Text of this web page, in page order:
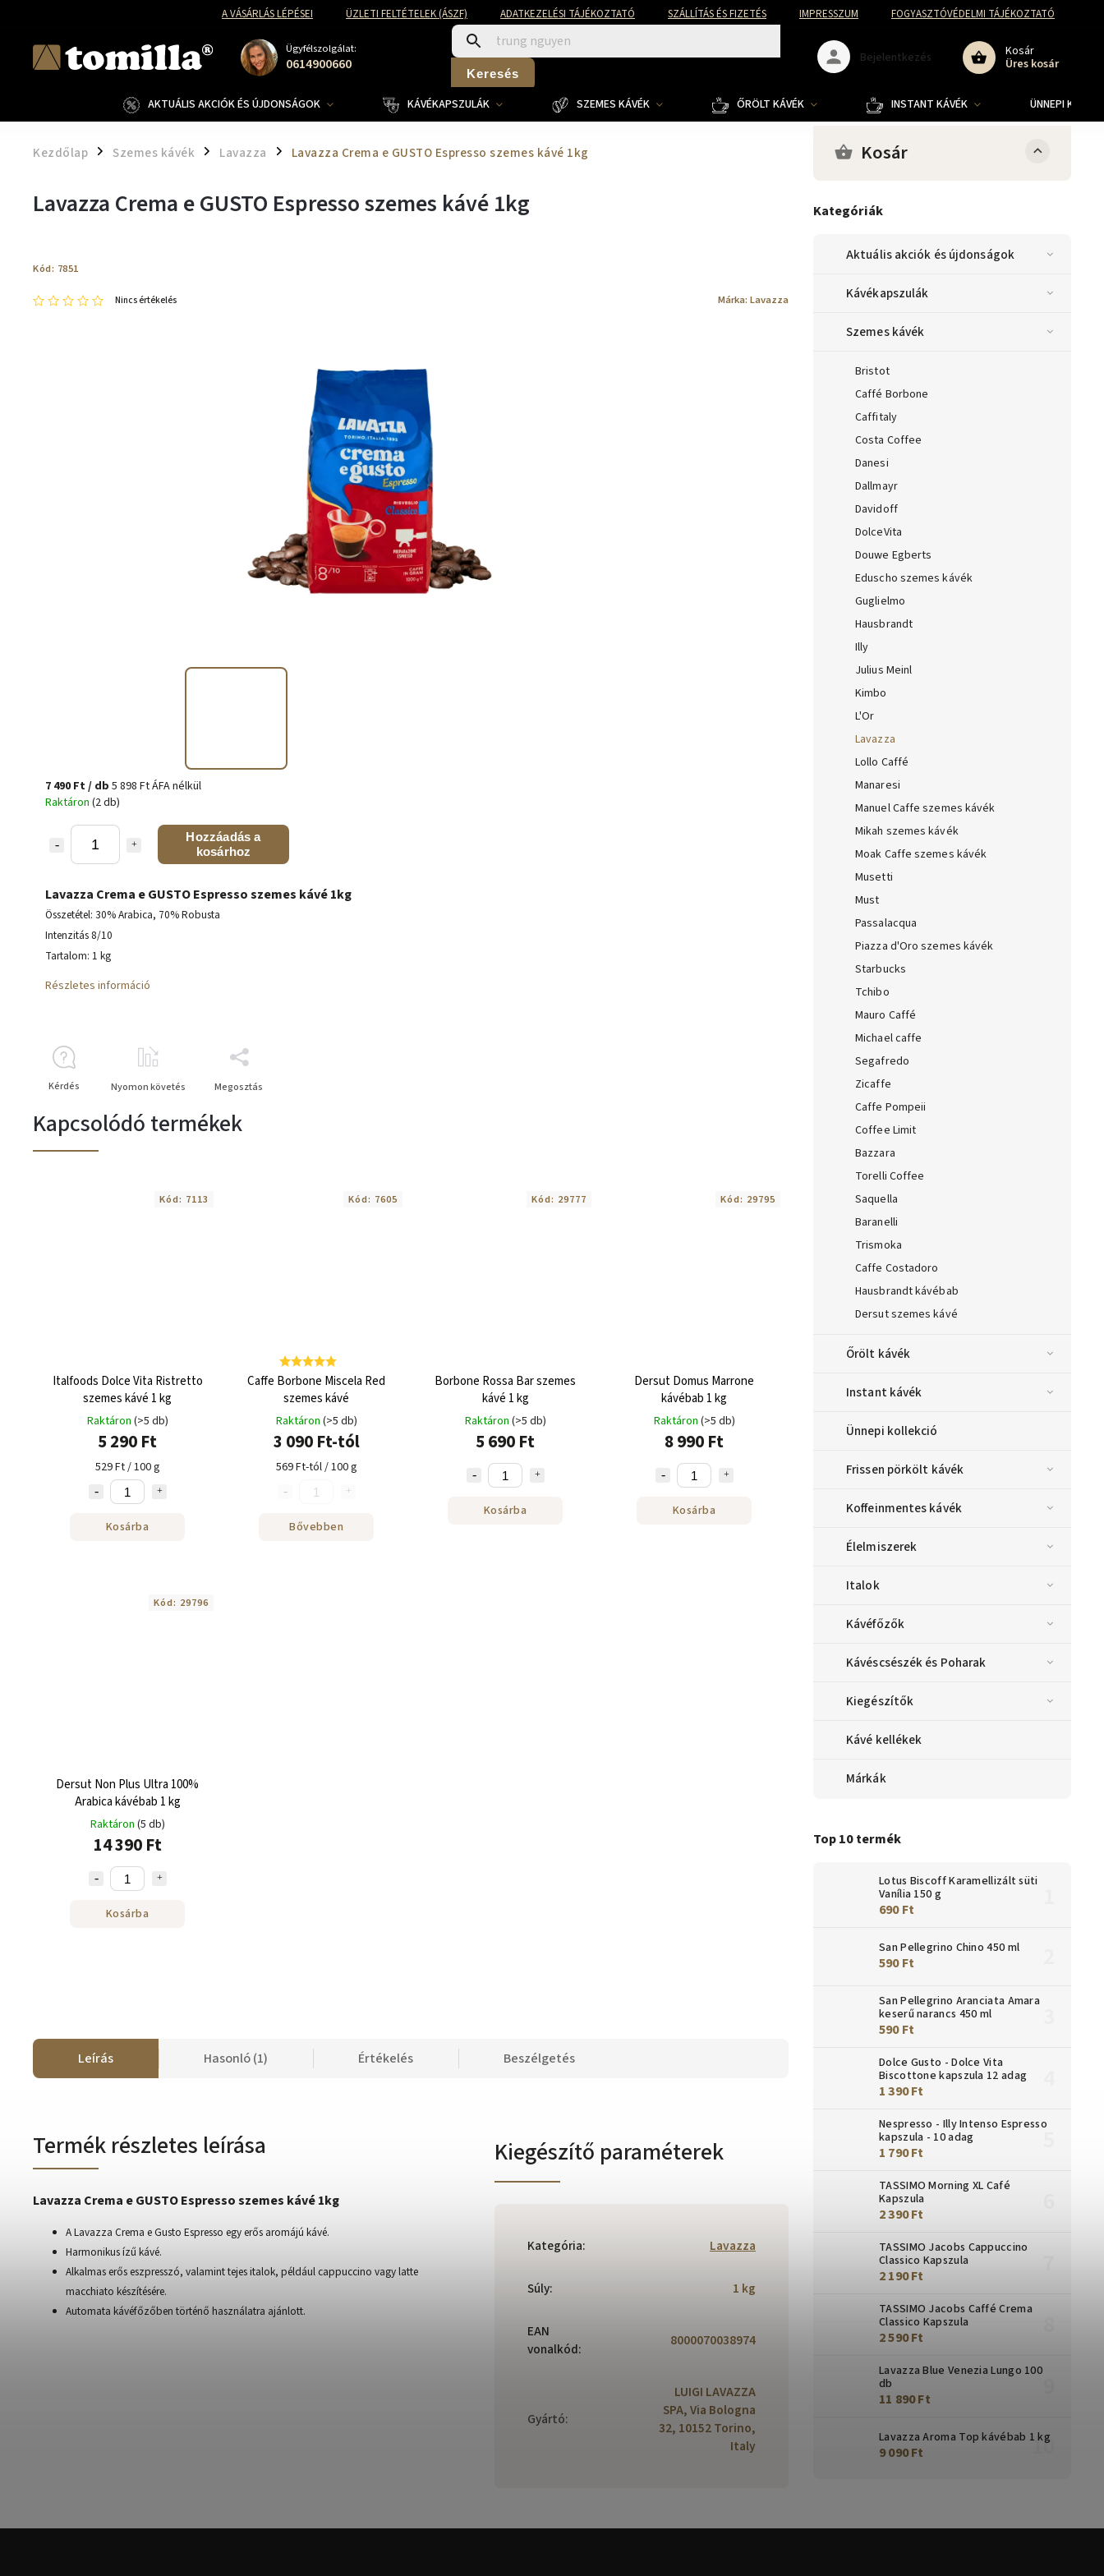
A VÁSÁRLÁS LÉPÉSEI ÜZLETI FELTÉTELEK (ÁSZF) ADATKEZELÉSI TÁJÉKOZTATÓ SZÁLLÍTÁS ÉS FIZETÉS IMPRESSZUM FOGYASZTÓVÉDELMI TÁJÉKOZTATÓ
Ügyfélszolgálat:
0614900660 Keresés
Kosár
Üres kosár
Bejelentkezés
AKTUÁLIS AKCIÓK ÉS ÚJDONSÁGOK KÁVÉKAPSZULÁK SZEMES KÁVÉK ŐRÖLT KÁVÉK INSTANT KÁVÉK ÜNNEPI
Kezdőlap / Szemes kávék / Lavazza / Lavazza Crema e GUSTO Espresso szemes kávé 1kg Kosár
Kategóriák
Aktuális akciók és újdonságok
Kávékapszulák
Szemes kávék
Bristot
Caffé Borbone
Caffitaly
Costa Coffee
Danesi
Dallmayr
Davidoff
DolceVita
Douwe Egberts
Eduscho szemes kávék
Guglielmo
Hausbrandt
Illy
Julius Meinl
Kimbo
L'Or
Lavazza
Lollo Caffé
Manaresi
Manuel Caffe szemes kávék
Mikah szemes kávék
Moak Caffe szemes kávék
Musetti
Must
Passalacqua
Piazza d'Oro szemes kávék
Starbucks
Tchibo
Mauro Caffé
Michael caffe
Segafredo
Zicaffe
Caffe Pompeii
Coffee Limit
Bazzara
Torelli Coffee
Saquella
Baranelli
Trismoka
Caffe Costadoro
Hausbrandt kávébab
Dersut szemes kávé
Őrölt kávék
Instant kávék
Ünnepi kollekció
Frissen pörkölt kávék
Koffeinmentes kávék
Élelmiszerek
Italok
Kávéfőzők
Kávéscsészék és Poharak
Kiegészítők
Kávé kellékek
Márkák
Top 10 termék
Lotus Biscoff Karamellizált süti
Vanília 150 g
690 Ft
San Pellegrino Chino 450 ml
590 Ft
San Pellegrino Aranciata Amara
keserű narancs 450 ml
590 Ft
Dolce Gusto - Dolce Vita
Biscottone kapszula 12 adag
1 390 Ft
Nespresso - Illy Intenso Espresso
kapszula - 10 adag
1 790 Ft
TASSIMO Morning XL Café
Kapszula
2 390 Ft
TASSIMO Jacobs Cappuccino
Classico Kapszula
2 190 Ft
TASSIMO Jacobs Caffé Crema
Classico Kapszula
2 590 Ft
Lavazza Blue Venezia Lungo 100
db
11 890 Ft
Lavazza Aroma Top kávébab 1 kg
9 090 Ft
Lavazza Crema e GUSTO Espresso szemes kávé 1kg
Kód: 7851
Nincs értékelés Márka: Lavazza
7 490 Ft/ db 5 898 Ft ÁFA nélkül
Raktáron (2 db)
Hozzáadás a
kosárhoz
Lavazza Crema e GUSTO Espresso szemes kávé 1kg
Összetétel: 30% Arabica, 70% Robusta
Intenzitás 8/10
Tartalom: 1 kg
Részletes információ
Kérdés Nyomon követés Megosztás
Kapcsolódó termékek
Italfoods Dolce Vita Ristretto
szemes kávé 1 kg
Raktáron (>5 db)
5 290 Ft
529 Ft / 100 g
Kosárba
Kód: 7113
Caffe Borbone Miscela Red
szemes kávé
Raktáron (>5 db)
3 090 Ft-tól
569 Ft-tól / 100 g
Bővebben
Kód: 7605
Borbone Rossa Bar szemes
kávé 1 kg
Raktáron (>5 db)
5 690 Ft
Kosárba
Kód: 29777
Dersut Domus Marrone
kávébab 1 kg
Raktáron (>5 db)
8 990 Ft
Kosárba
Kód: 29795
Dersut Non Plus Ultra 100%
Arabica kávébab 1 kg
Raktáron (5 db)
14 390 Ft
Kosárba
Kód: 29796
Leírás Hasonló (1) Értékelés Beszélgetés
Termék részletes leírása
Lavazza Crema e GUSTO Espresso szemes kávé 1kg
A Lavazza Crema e Gusto Espresso egy erős aromájú kávé.
Harmonikus ízű kávé.
Alkalmas erős eszpresszó, valamint tejes italok, például cappuccino vagy latte
macchiato készítésére.
Automata kávéfőzőben történő használatra ajánlott.
Kiegészítő paraméterek
Kategória: Lavazza
Súly: 1 kg
EAN
vonalkód: 8000070038974
Gyártó:
LUIGI LAVAZZA
SPA, Via Bologna
32, 10152 Torino,
Italy